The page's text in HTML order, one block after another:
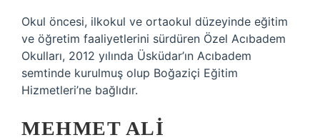
Okul öncesi, ilkokul ve ortaokul düzeyinde eğitim
ve öğretim faaliyetlerini sürdüren Özel Acıbadem
Okulları, 2012 yılında Üsküdar’ın Acıbadem
semtinde kurulmuş olup Boğaziçi Eğitim
Hizmetleri’ne bağlıdır.
MEHMET ALI